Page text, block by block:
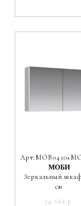
МОБИ
Зеркальный
см
34 663 р.